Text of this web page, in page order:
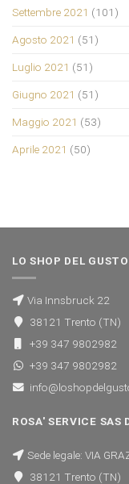
Settembre 2021 (101)
Agosto 2021 (51)
Luglio 2021 (51)
Giugno 2021 (51)
Maggio 2021 (53)
Aprile 2021 (50)
LO SHOP DEL GUSTO
Via Innsbruck 22
38121 Trento (TN)
+39 347 9802982
+39 347 9802982
ROSA' SERVICE SAS
Sede legale: VIA
38121 Trento (TN)